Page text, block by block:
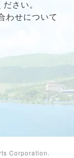
さい。
わせについて
Corporation.